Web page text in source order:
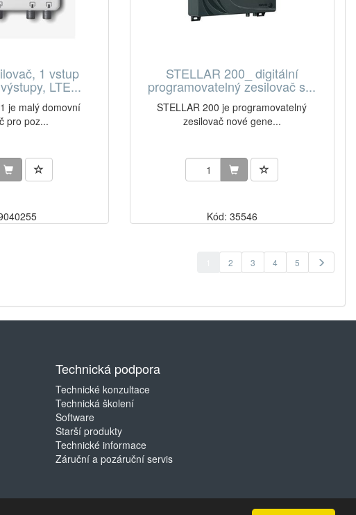
1 vstup
LTE...
je malý domovní
pro poz...
STELLAR 200_ digitální
programovatelný zesilovač s...
STELLAR 200 je programovatelný
zesilovač nové gene...
Kód: 35546
2 3 4 5
Technická podpora
Technické konzultace
Technická školení
Software
Starší produkty
Technické informace
Záruční a pozáruční servis